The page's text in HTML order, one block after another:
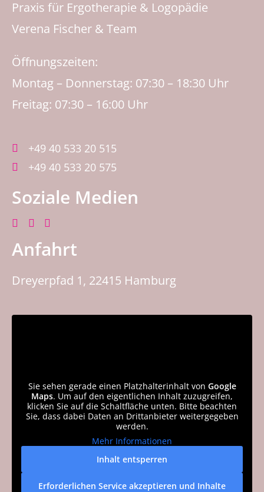
Praxis für Ergotherapie & Logopädie
Verena Fischer & Team
Öffnungszeiten:
Montag – Donnerstag: 07:30 – 18:30 Uhr
Freitag: 07:30 – 16:00 Uhr
+49 40 533 20 515
+49 40 533 20 575
Soziale Medien
Anfahrt
Dreyerpfad 1, 22415 Hamburg
Sie sehen gerade einen Platzhalterinhalt von Google
Maps. Um auf den eigentlichen Inhalt zuzugreifen,
klicken Sie auf die Schaltfläche unten. Bitte beachten
Sie, dass dabei Daten an Drittanbieter weitergegeben
werden.
Mehr Informationen
Inhalt entsperren
Erforderlichen Service akzeptieren und Inhalte